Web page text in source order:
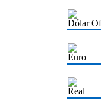
Dólar
Euro
Real